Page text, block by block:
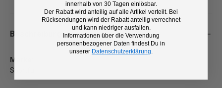
Beschreibung
Marke:
Sportful
innerhalb von 30 Tagen einlösbar.
Der Rabatt wird anteilig auf alle Artikel verteilt. Bei
Rücksendungen wird der Rabatt anteilig verrechnet
und kann niedriger ausfallen.
Informationen über die Verwendung
personenbezogener Daten findest Du in
unserer Datenschutzerklärung.